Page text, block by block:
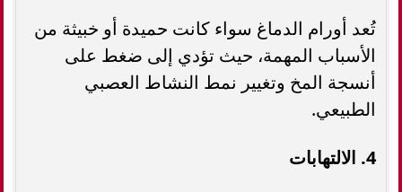
تُعد أورام الدماغ سواء كانت حميدة أو خبيثة من
الأسباب المهمة، حيث تؤدي إلى ضغط على
أنسجة المخ وتغيير نمط النشاط العصبي
الطبيعي.
4. الالتهابات